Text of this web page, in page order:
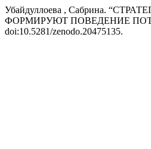
Убайдуллоева , Сабрина.
ФОРМИРУЮТ ПОВЕДЕНИЕ
doi:10.5281/zenodo.20475135.